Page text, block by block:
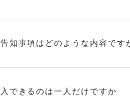
知事項はどのような内容です
できるのは一人だけですか